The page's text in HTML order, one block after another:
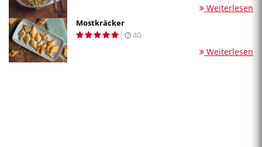
Weiterlesen
Mostkräcker
40
Weiterlesen